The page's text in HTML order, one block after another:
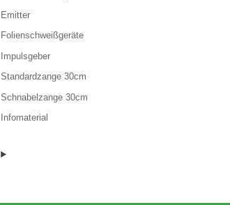
Emitter
Folienschweißgeräte
Impulsgeber
Standardzange 30cm
Schnabelzange 30cm
Infomaterial